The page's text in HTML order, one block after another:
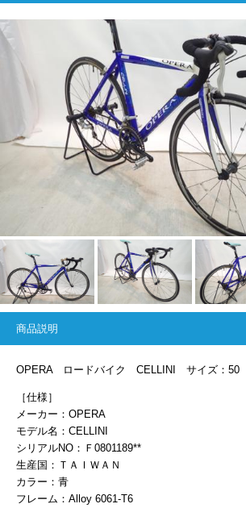
商品説明
OPERA ロードバイク CELLINI サイズ：50
［仕様］
メーカー：OPERA
モデル名：CELLINI
シリアルNO：Ｆ0801189**
生産国：ＴＡＩＷＡＮ
カラー：青
フレーム：Alloy 6061-T6